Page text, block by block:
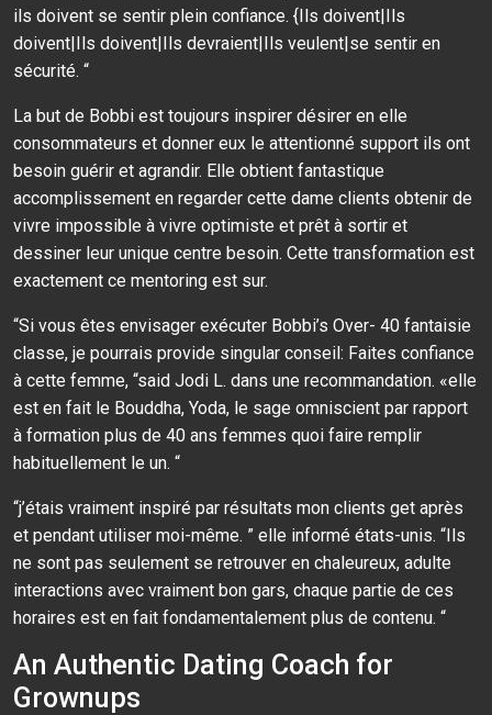
ils doivent se sentir plein confiance. {Ils doivent|Ils
doivent|Ils doivent|Ils devraient|Ils veulent|se sentir en
sécurité. “
La but de Bobbi est toujours inspirer désirer en elle
consommateurs et donner eux le attentionné support ils ont
besoin guérir et agrandir. Elle obtient fantastique
accomplissement en regarder cette dame clients obtenir de
vivre impossible à vivre optimiste et prêt à sortir et
dessiner leur unique centre besoin. Cette transformation est
exactement ce mentoring est sur.
“Si vous êtes envisager exécuter Bobbi’s Over- 40 fantaisie
classe, je pourrais provide singular conseil: Faites confiance
à cette femme, “said Jodi L. dans une recommandation. «elle
est en fait le Bouddha, Yoda, le sage omniscient par rapport
à formation plus de 40 ans femmes quoi faire remplir
habituellement le un. “
“j’étais vraiment inspiré par résultats mon clients get après
et pendant utiliser moi-même. ” elle informé états-unis. “Ils
ne sont pas seulement se retrouver en chaleureux, adulte
interactions avec vraiment bon gars, chaque partie de ces
horaires est en fait fondamentalement plus de contenu. “
An Authentic Dating Coach for
Grownups